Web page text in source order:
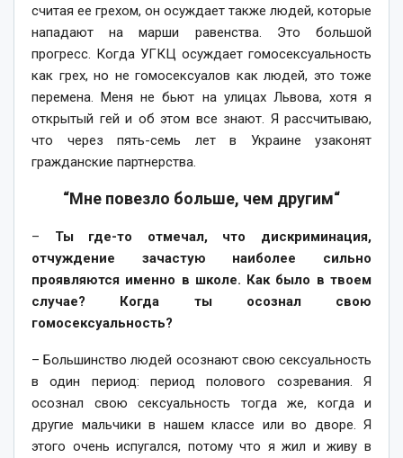
считая ее грехом, он осуждает также людей, которые
нападают на марши равенства. Это большой
прогресс. Когда УГКЦ осуждает гомосексуальность
как грех, но не гомосексуалов как людей, это тоже
перемена. Меня не бьют на улицах Львова, хотя я
открытый гей и об этом все знают. Я рассчитываю,
что через пять-семь лет в Украине узаконят
гражданские партнерства.
“Мне повезло больше, чем другим“
– Ты где-то отмечал, что дискриминация,
отчуждение зачастую наиболее сильно
проявляются именно в школе. Как было в твоем
случае? Когда ты осознал свою
гомосексуальность?
– Большинство людей осознают свою сексуальность
в один период: период полового созревания. Я
осознал свою сексуальность тогда же, когда и
другие мальчики в нашем классе или во дворе. Я
этого очень испугался, потому что я жил и живу в